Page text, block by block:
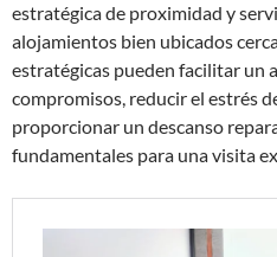
estratégica de proximidad y
alojamientos bien ubicados
estratégicas pueden facilitar un
compromisos, reducir el estrés
proporcionar un descanso
fundamentales para una visita